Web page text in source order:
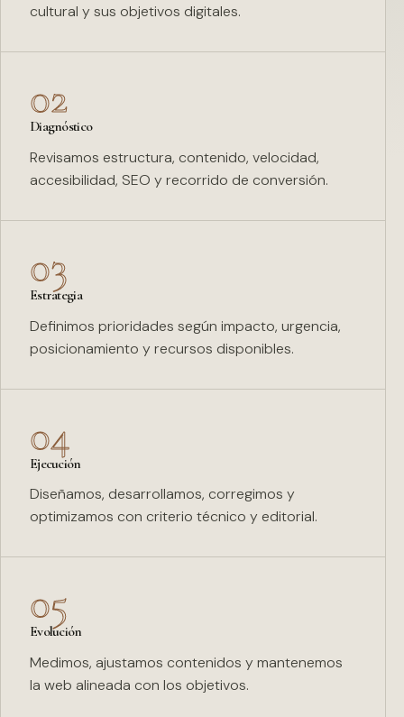
cultural y sus objetivos digitales.
02
Diagnóstico
Revisamos estructura, contenido, velocidad,
accesibilidad, SEO y recorrido de conversión.
03
Estrategia
Definimos prioridades según impacto, urgencia,
posicionamiento y recursos disponibles.
04
Ejecución
Diseñamos, desarrollamos, corregimos y
optimizamos con criterio técnico y editorial.
05
Evolución
Medimos, ajustamos contenidos y mantenemos
la web alineada con los objetivos.